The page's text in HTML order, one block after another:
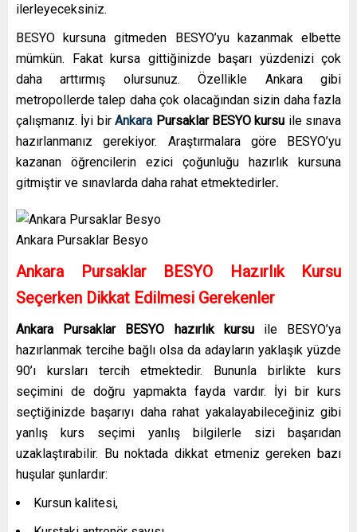
ilerleyeceksiniz.
BESYO kursuna gitmeden BESYO’yu kazanmak elbette
mümkün. Fakat kursa gittiğinizde başarı yüzdenizi çok
daha arttırmış olursunuz. Özellikle Ankara gibi
metropollerde talep daha çok olacağından sizin daha fazla
çalışmanız. İyi birAnkara Pursaklar BESYO kursu ile sınava
hazırlanmanız gerekiyor. Araştırmalara göre BESYO’yu
kazanan öğrencilerin ezici çoğunluğu hazırlık kursuna
gitmiştir ve sınavlarda daha rahat etmektedirler.
Ankara Pursaklar Besyo
Ankara Pursaklar BESYO Hazırlık Kursu
Seçerken Dikkat Edilmesi Gerekenler
Ankara Pursaklar BESYO hazırlık kursu ile BESYO’ya
hazırlanmak tercihe bağlı olsa da adayların yaklaşık yüzde
90’ı kursları tercih etmektedir. Bununla birlikte kurs
seçimini de doğru yapmakta fayda vardır. İyi bir kurs
seçtiğinizde başarıyı daha rahat yakalayabileceğiniz gibi
yanlış kurs seçimi yanlış bilgilerle sizi başarıdan
uzaklaştırabilir. Bu noktada dikkat etmeniz gereken bazı
huşular şunlardır:
Kursun kalitesi,